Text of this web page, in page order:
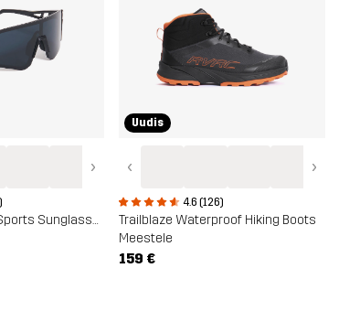
›
Castor Polarized Sports Sunglasses
Uudis
‹ ›
4.6 (126)
Trailblaze Waterproof Hiking Boots
Meestele
159 €